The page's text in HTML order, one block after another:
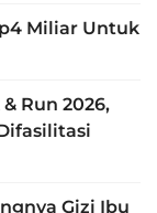
Miliar Untuk
Run 2026,
Gizi Ibu